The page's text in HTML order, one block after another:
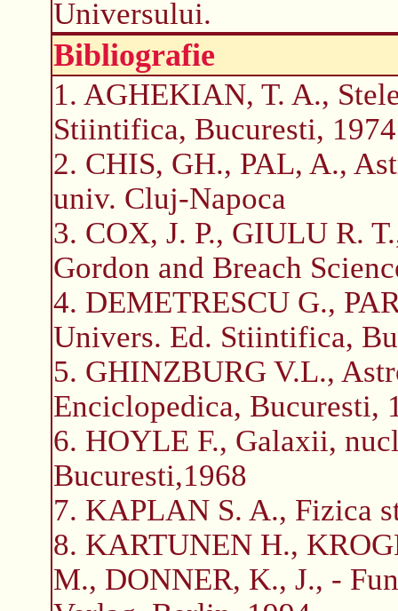
Universului.
Bibliografie
1. AGHEKIAN, T. A.,
Stiintifica, Bucuresti,
2. CHIS, GH., PAL, A.,
univ. Cluj-Napoca
3. COX, J. P., GIULU R.
Gordon and Breach
4. DEMETRESCU G.,
Univers. Ed. Stiintifica,
5. GHINZBURG V.L.,
Enciclopedica, Bucuresti,
6. HOYLE F., Galaxii,
Bucuresti,1968
7. KAPLAN S. A., Fizica
8. KARTUNEN H.,
M., DONNER, K., J., -